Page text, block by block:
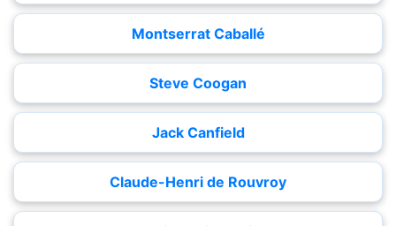
Montserrat Caballé
Steve Coogan
Jack Canfield
Claude-Henri de Rouvroy